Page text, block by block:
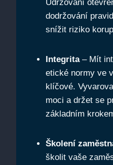
Udržování
dodržování
snížit riziko
Integrita– Mít
etické normy ve
klíčové.
moci a držet se
základním
Školení
školit vaše